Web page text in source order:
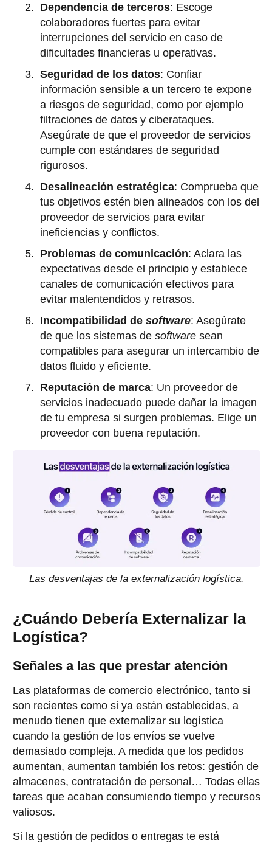
Dependencia de terceros: Escoge
colaboradores fuertes para evitar
interrupciones del servicio en caso de
dificultades financieras u operativas.
Seguridad de los datos: Confiar
información sensible a un tercero te expone
a riesgos de seguridad, como por ejemplo
filtraciones de datos y ciberataques.
Asegúrate de que el proveedor de servicios
cumple con estándares de seguridad
rigurosos.
Desalineación estratégica: Comprueba que
tus objetivos estén bien alineados con los del
proveedor de servicios para evitar
ineficiencias y conflictos.
Problemas de comunicación: Aclara las
expectativas desde el principio y establece
canales de comunicación efectivos para
evitar malentendidos y retrasos.
Incompatibilidad de software: Asegúrate
de que los sistemas de software sean
compatibles para asegurar un intercambio de
datos fluido y eficiente.
Reputación de marca: Un proveedor de
servicios inadecuado puede dañar la imagen
de tu empresa si surgen problemas. Elige un
proveedor con buena reputación.
Las desventajas de la externalización logística.
¿Cuándo Debería Externalizar la
Logística?
Señales a las que prestar atención
Las plataformas de comercio electrónico, tanto si
son recientes como si ya están establecidas, a
menudo tienen que externalizar su logística
cuando la gestión de los envíos se vuelve
demasiado compleja. A medida que los pedidos
aumentan, aumentan también los retos: gestión de
almacenes, contratación de personal… Todas ellas
tareas que acaban consumiendo tiempo y recursos
valiosos.
Si la gestión de pedidos o entregas te está